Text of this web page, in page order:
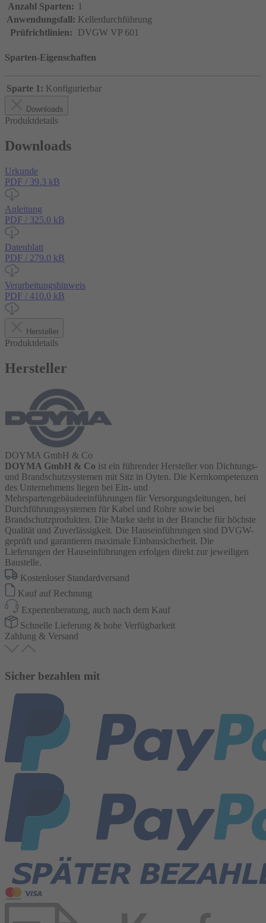
Anzahl Sparten: 1
Anwendungsfall: Kellerdurchführung
Prüfrichtlinien:
DVGW VP 601
Sparten-Eigenschaften
Sparte 1: Konfigurierbar
Downloads
Produktdetails
Downloads
Urkunde
PDF / 39.3 kB
Anleitung
PDF / 325.0 kB
Datenblatt
PDF / 279.0 kB
Verarbeitungshinweis
PDF / 410.0 kB
Hersteller
Produktdetails
Hersteller
DOYMA GmbH & Co
DOYMA GmbH & Co ist ein führender Hersteller von Dichtungs-
und Brandschutzsystemen mit Sitz in Oyten. Die Kernkompetenzen
des Unternehmens liegen bei Ein- und
Mehrspartengebäudeeinführungen für Versorgungsleitungen, bei
Durchführungssystemen für Kabel und Rohre sowie bei
Brandschutzprodukten. Die Marke steht in der Branche für höchste
Qualität und Zuverlässigkeit. Die Hauseinführungen sind DVGW-
geprüft und garantieren maximale Einbausicherheit. Die
Lieferungen der Hauseinführungen erfolgen direkt zur jeweiligen
Baustelle.
Kostenloser Standardversand
Kauf auf Rechnung
Expertenberatung, auch nach dem Kauf
Schnelle Lieferung & hohe Verfügbarkeit
Zahlung & Versand
Sicher bezahlen mit